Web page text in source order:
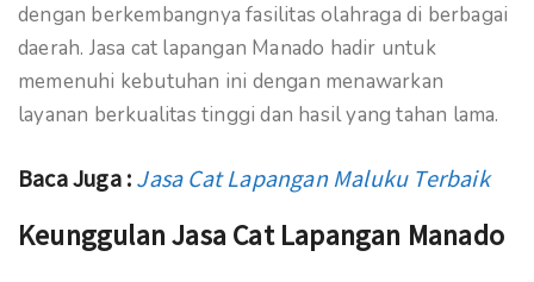
dengan berkembangnya fasilitas olahraga di berbagai
daerah. Jasa cat lapangan Manado hadir untuk
memenuhi kebutuhan ini dengan menawarkan
layanan berkualitas tinggi dan hasil yang tahan lama.
Baca Juga : Jasa Cat Lapangan Maluku Terbaik
Keunggulan Jasa Cat Lapangan Manado